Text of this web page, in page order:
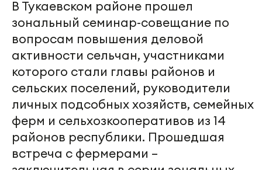
В Тукаевском районе прошел
зональный семинар-совещание по
вопросам повышения деловой
активности сельчан, участниками
которого стали главы районов и
сельских поселений, руководители
личных подсобных хозяйств, семейных
ферм и сельхозкооперативов из 14
районов республики. Прошедшая
встреча с фермерами –